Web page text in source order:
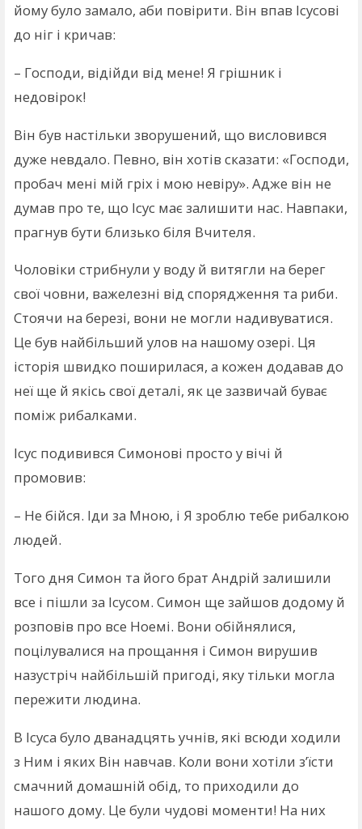
йому було замало, аби повірити. Він впав Ісусові
до ніг і кричав:
– Господи, відійди від мене! Я грішник і
недовірок!
Він був настільки зворушений, що висловився
дуже невдало. Певно, він хотів сказати: «Господи,
пробач мені мій гріх і мою невіру». Адже він не
думав про те, що Ісус має залишити нас. Навпаки,
прагнув бути близько біля Вчителя.
Чоловіки стрибнули у воду й витягли на берег
свої човни, важелезні від спорядження та риби.
Стоячи на березі, вони не могли надивуватися.
Це був найбільший улов на нашому озері. Ця
історія швидко поширилася, а кожен додавав до
неї ще й якісь свої деталі, як це зазвичай буває
поміж рибалками.
Ісус подивився Симонові просто у вічі й
промовив:
– Не бійся. Іди за Мною, і Я зроблю тебе рибалкою
людей.
Того дня Симон та його брат Андрій залишили
все і пішли за Ісусом. Симон ще зайшов додому й
розповів про все Ноемі. Вони обійнялися,
поцілувалися на прощання і Симон вирушив
назустріч найбільшій пригоді, яку тільки могла
пережити людина.
В Ісуса було дванадцять учнів, які всюди ходили
з Ним і яких Він навчав. Коли вони хотіли з’їсти
смачний домашній обід, то приходили до
нашого дому. Це були чудові моменти! На них